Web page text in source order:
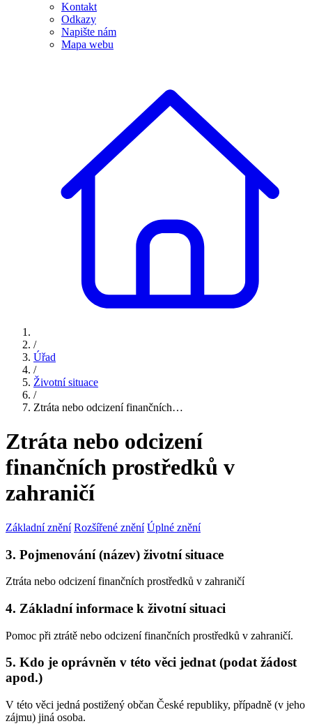
Kontakt
Odkazy
Napište nám
Mapa webu
/
Úřad
/
Životní situace
/
Ztráta nebo odcizení finančních…
Ztráta nebo odcizení
finančních prostředků v
zahraničí
Základní znění Rozšířené znění Úplné znění
3. Pojmenování (název) životní situace
Ztráta nebo odcizení finančních prostředků v zahraničí
4. Základní informace k životní situaci
Pomoc při ztrátě nebo odcizení finančních prostředků v zahraničí.
5. Kdo je oprávněn v této věci jednat (podat žádost
apod.)
V této věci jedná postižený občan České republiky, případně (v jeho
zájmu) jiná osoba.